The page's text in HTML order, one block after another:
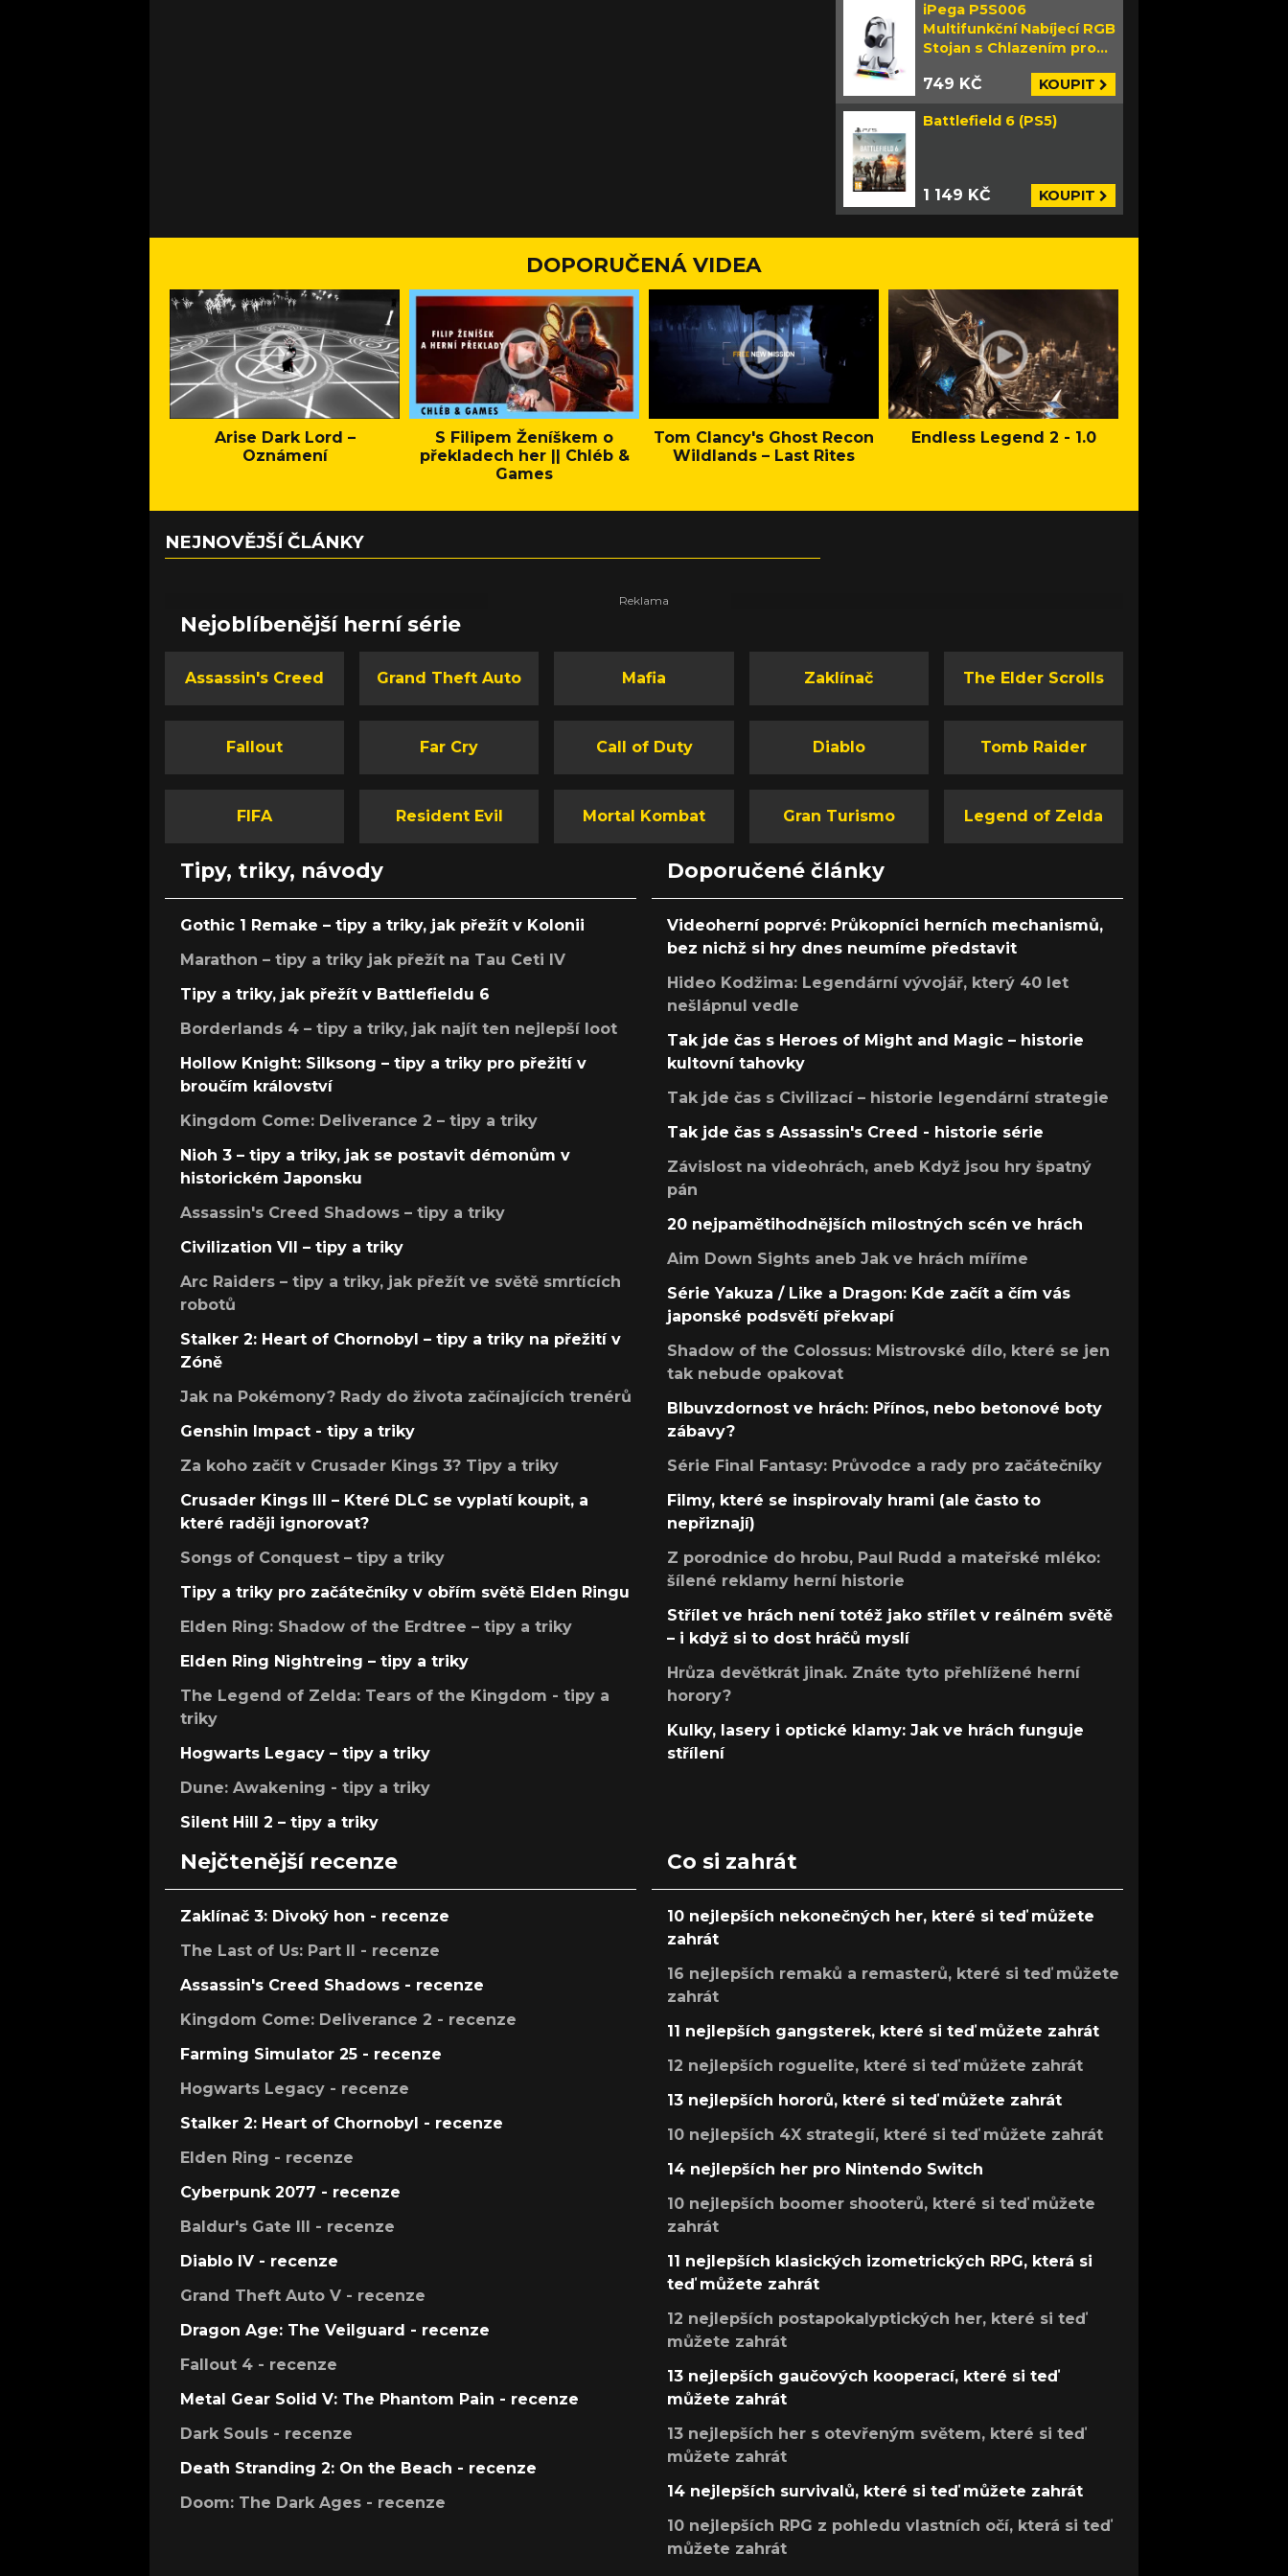
iPega P5S006
Multifunkční Nabíjecí RGB
Stojan s Chlazením pro
749 KČ KOUPIT
Battlefield 6 (PS5)
1 149 KČ KOUPIT
DOPORUČENÁ VIDEA
Arise Dark Lord –
Oznámení
S Filipem Ženíškem o
překladech her || Chléb &
Games
Tom Clancy's Ghost Recon
Wildlands – Last Rites
Endless Legend 2 - 1.0
NEJNOVĚJŠÍ ČLÁNKY
Nejoblíbenější herní série
Assassin's Creed Grand Theft Auto Mafia Zaklínač The Elder Scrolls
Fallout Far Cry Call of Duty Diablo Tomb Raider
FIFA Resident Evil Mortal Kombat Gran Turismo Legend of Zelda
Tipy, triky, návody
Gothic 1 Remake – tipy a triky, jak přežít v Kolonii
Marathon – tipy a triky jak přežít na Tau Ceti IV
Tipy a triky, jak přežít v Battlefieldu 6
Borderlands 4 – tipy a triky, jak najít ten nejlepší loot
Hollow Knight: Silksong – tipy a triky pro přežití v
broučím království
Kingdom Come: Deliverance 2 – tipy a triky
Nioh 3 – tipy a triky, jak se postavit démonům v
historickém Japonsku
Assassin's Creed Shadows – tipy a triky
Civilization VII – tipy a triky
Arc Raiders – tipy a triky, jak přežít ve světě smrtících
robotů
Stalker 2: Heart of Chornobyl – tipy a triky na přežití v
Zóně
Jak na Pokémony? Rady do života začínajících trenérů
Genshin Impact - tipy a triky
Za koho začít v Crusader Kings 3? Tipy a triky
Crusader Kings III – Které DLC se vyplatí koupit, a
které raději ignorovat?
Songs of Conquest – tipy a triky
Tipy a triky pro začátečníky v obřím světě Elden Ringu
Elden Ring: Shadow of the Erdtree – tipy a triky
Elden Ring Nightreing – tipy a triky
The Legend of Zelda: Tears of the Kingdom - tipy a
triky
Hogwarts Legacy – tipy a triky
Dune: Awakening - tipy a triky
Silent Hill 2 – tipy a triky
Doporučené články
Videoherní poprvé: Průkopníci herních mechanismů,
bez nichž si hry dnes neumíme představit
Hideo Kodžima: Legendární vývojář, který 40 let
nešlápnul vedle
Tak jde čas s Heroes of Might and Magic – historie
kultovní tahovky
Tak jde čas s Civilizací – historie legendární strategie
Tak jde čas s Assassin's Creed - historie série
Závislost na videohrách, aneb Když jsou hry špatný
pán
20 nejpamětihodnějších milostných scén ve hrách
Aim Down Sights aneb Jak ve hrách míříme
Série Yakuza / Like a Dragon: Kde začít a čím vás
japonské podsvětí překvapí
Shadow of the Colossus: Mistrovské dílo, které se jen
tak nebude opakovat
Blbuvzdornost ve hrách: Přínos, nebo betonové boty
zábavy?
Série Final Fantasy: Průvodce a rady pro začátečníky
Filmy, které se inspirovaly hrami (ale často to
nepřiznají)
Z porodnice do hrobu, Paul Rudd a mateřské mléko:
šílené reklamy herní historie
Střílet ve hrách není totéž jako střílet v reálném světě
– i když si to dost hráčů myslí
Hrůza devětkrát jinak. Znáte tyto přehlížené herní
horory?
Kulky, lasery i optické klamy: Jak ve hrách funguje
střílení
Nejčtenější recenze
Zaklínač 3: Divoký hon - recenze
The Last of Us: Part II - recenze
Assassin's Creed Shadows - recenze
Kingdom Come: Deliverance 2 - recenze
Farming Simulator 25 - recenze
Hogwarts Legacy - recenze
Stalker 2: Heart of Chornobyl - recenze
Elden Ring - recenze
Cyberpunk 2077 - recenze
Baldur's Gate III - recenze
Diablo IV - recenze
Grand Theft Auto V - recenze
Dragon Age: The Veilguard - recenze
Fallout 4 - recenze
Metal Gear Solid V: The Phantom Pain - recenze
Dark Souls - recenze
Death Stranding 2: On the Beach - recenze
Doom: The Dark Ages - recenze
Co si zahrát
10 nejlepších nekonečných her, které si teď můžete
zahrát
16 nejlepších remaků a remasterů, které si teď můžete
zahrát
11 nejlepších gangsterek, které si teď můžete zahrát
12 nejlepších roguelite, které si teď můžete zahrát
13 nejlepších hororů, které si teď můžete zahrát
10 nejlepších 4X strategií, které si teď můžete zahrát
14 nejlepších her pro Nintendo Switch
10 nejlepších boomer shooterů, které si teď můžete
zahrát
11 nejlepších klasických izometrických RPG, která si
teď můžete zahrát
12 nejlepších postapokalyptických her, které si teď
můžete zahrát
13 nejlepších gaučových kooperací, které si teď
můžete zahrát
13 nejlepších her s otevřeným světem, které si teď
můžete zahrát
14 nejlepších survivalů, které si teď můžete zahrát
10 nejlepších RPG z pohledu vlastních očí, která si teď
můžete zahrát